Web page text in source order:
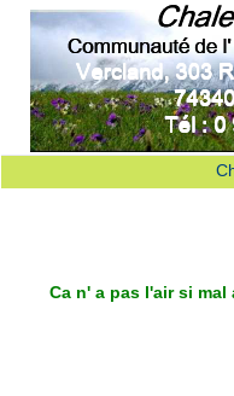
Ca n' a pas l'air si mal